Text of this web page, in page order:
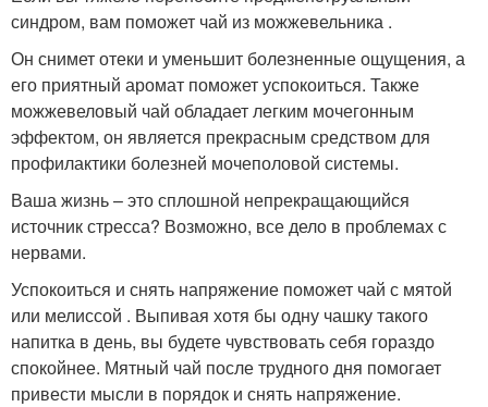
синдром, вам поможет чай из можжевельника .
Он снимет отеки и уменьшит болезненные ощущения, а
его приятный аромат поможет успокоиться. Также
можжевеловый чай обладает легким мочегонным
эффектом, он является прекрасным средством для
профилактики болезней мочеполовой системы.
Ваша жизнь – это сплошной непрекращающийся
источник стресса? Возможно, все дело в проблемах с
нервами.
Успокоиться и снять напряжение поможет чай с мятой
или мелиссой . Выпивая хотя бы одну чашку такого
напитка в день, вы будете чувствовать себя гораздо
спокойнее. Мятный чай после трудного дня помогает
привести мысли в порядок и снять напряжение.